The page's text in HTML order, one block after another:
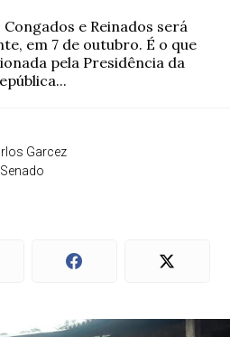
e Reinados será
em 7 de outubro. É o que
pela Presidência da
Garcez